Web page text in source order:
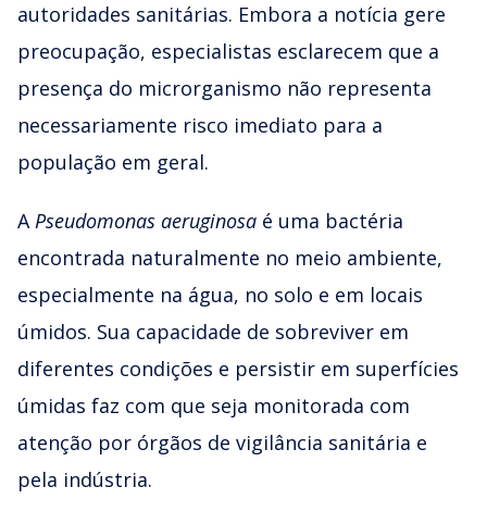
autoridades sanitárias. Embora a notícia gere
preocupação, especialistas esclarecem que a
presença do microrganismo não representa
necessariamente risco imediato para a
população em geral.
APseudomonas aeruginosa é uma bactéria
encontrada naturalmente no meio ambiente,
especialmente na água, no solo e em locais
úmidos. Sua capacidade de sobreviver em
diferentes condições e persistir em superfícies
úmidas faz com que seja monitorada com
atenção por órgãos de vigilância sanitária e
pela indústria.